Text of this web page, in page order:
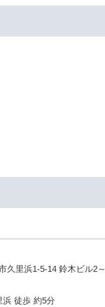
久里浜1-5-14 鈴木ビル2～
徒歩 約5分